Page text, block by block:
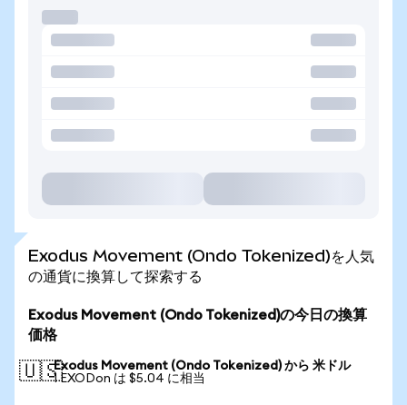
Exodus Movement (Ondo Tokenized)を人気
の通貨に換算して探索する
Exodus Movement (Ondo Tokenized)の今日の換算
価格
🇺🇸Exodus Movement (Ondo Tokenized) から 米ドル
1 EXODon は $5.04 に相当